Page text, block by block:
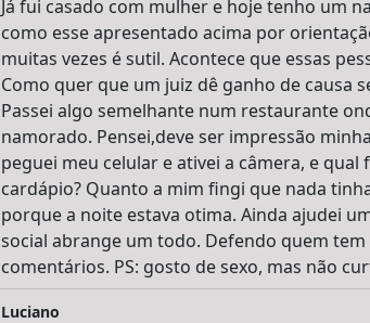
Já fui casado com mulher e hoje tenho um
como esse apresentado acima por
muitas vezes é sutil. Acontece que essas
Como quer que um juiz dê ganho de causa
Passei algo semelhante num restaurante
namorado. Pensei,deve ser impressão
peguei meu celular e ativei a câmera, e
cardápio? Quanto a mim fingi que nada
porque a noite estava otima. Ainda ajudei
social abrange um todo. Defendo quem
comentários. PS: gosto de sexo, mas não
Luciano